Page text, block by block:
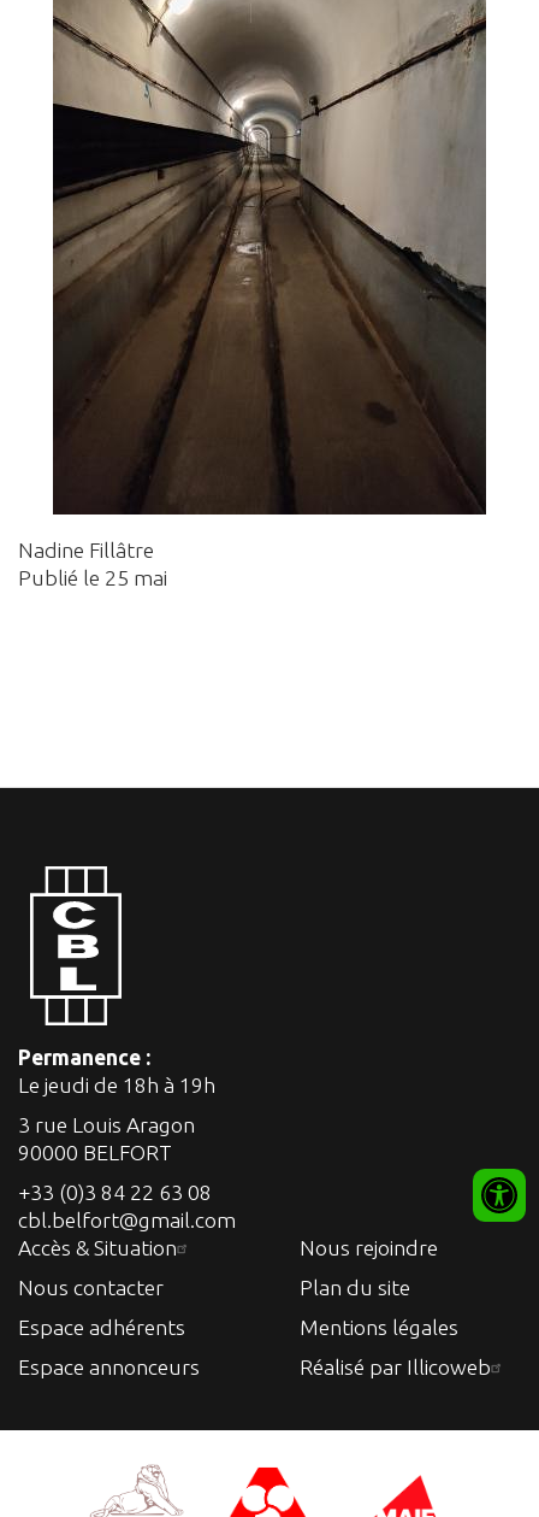
Nadine Fillâtre
Publié le 25 mai
Permanence :
Le jeudi de 18h à 19h
3 rue Louis Aragon
90000 BELFORT
+33 (0)3 84 22 63 08
cbl.belfort@gmail.com
Accès & Situation
Nous contacter
Espace adhérents
Espace annonceurs
Nous rejoindre
Plan du site
Mentions légales
Réalisé par Illicoweb